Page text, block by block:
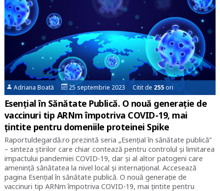
Adriana Boată 25 septembrie 2023 Citit de 255ori
Esențial în Sănătate Publică. O nouă generație de
vaccinuri tip ARNm împotriva COVID-19, mai
țintite pentru domeniile proteinei Spike
Raportuldegardă.ro prezintă seria „Esențial în sănătate publică”
– sinteza știrilor care chiar contează pentru controlul și limitarea
impactului pandemiei COVID-19, dar și al altor patogeni care
amenință sănătatea la nivel local și internațional. Accesează
pagina Esențial în sănătate publică. O nouă generație de
vaccinuri tip ARNm împotriva COVID-19, mai țintite pentru